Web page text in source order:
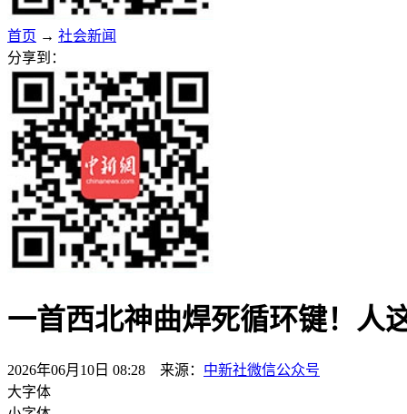
首页 → 社会新闻
分享到：
一首西北神曲焊死循环键！人
2026年06月10日 08:28 来源： 中新社微信公众号
大字体